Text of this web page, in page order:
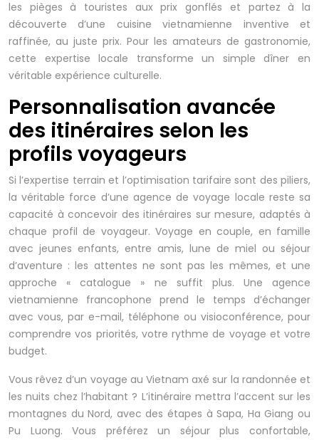
les pièges à touristes aux prix gonflés et partez à la
découverte d’une cuisine vietnamienne inventive et
raffinée, au juste prix. Pour les amateurs de gastronomie,
cette expertise locale transforme un simple dîner en
véritable expérience culturelle.
Personnalisation avancée
des itinéraires selon les
profils voyageurs
Si l’expertise terrain et l’optimisation tarifaire sont des piliers,
la véritable force d’une agence de voyage locale reste sa
capacité à concevoir des itinéraires sur mesure, adaptés à
chaque profil de voyageur. Voyage en couple, en famille
avec jeunes enfants, entre amis, lune de miel ou séjour
d’aventure : les attentes ne sont pas les mêmes, et une
approche « catalogue » ne suffit plus. Une agence
vietnamienne francophone prend le temps d’échanger
avec vous, par e-mail, téléphone ou visioconférence, pour
comprendre vos priorités, votre rythme de voyage et votre
budget.
Vous rêvez d’un voyage au Vietnam axé sur la randonnée et
les nuits chez l’habitant ? L’itinéraire mettra l’accent sur les
montagnes du Nord, avec des étapes à Sapa, Ha Giang ou
Pu Luong. Vous préférez un séjour plus confortable,